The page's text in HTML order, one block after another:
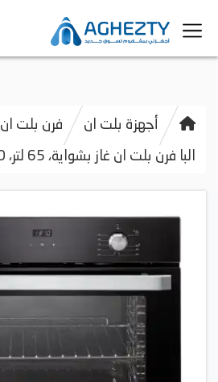
أجهزة بلت ان فرن بلت ان
البا فرن بلت ان غاز بشواية، 65 لتر، 60